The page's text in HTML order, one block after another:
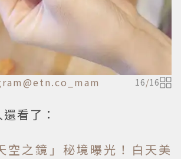
16/16
看了：
空之鏡」秘境曝光！白天美